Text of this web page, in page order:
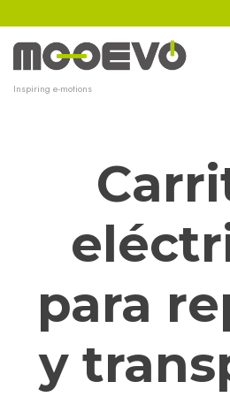
al
contenido
Inspiring e-motions
para
y